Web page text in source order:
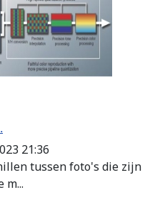
21:36
tussen foto's die zijn
m...